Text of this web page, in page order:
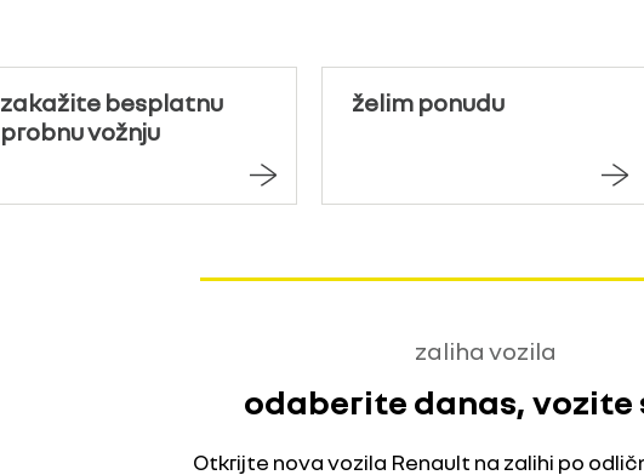
zakažite besplatnu
probnu vožnju
želim ponudu
zaliha vozila
odaberite danas, vozite
Otkrijte nova vozila Renault na zalihi po